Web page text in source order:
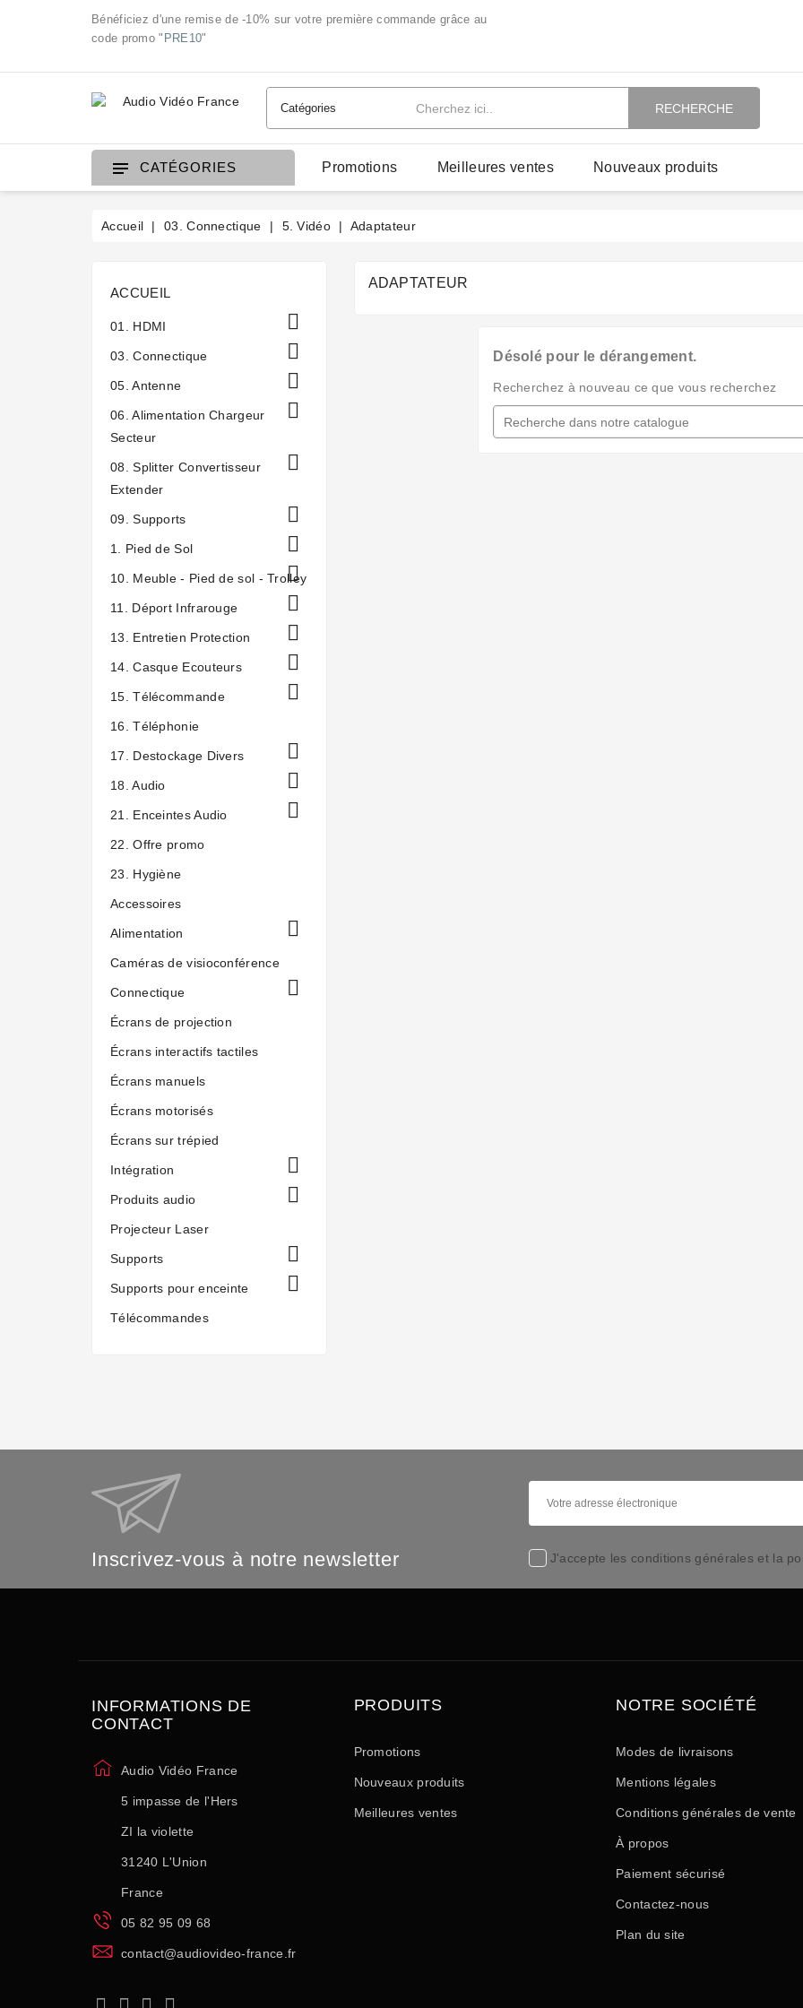
Bénéficiez d'une remise de -10% sur votre première commande grâce au
code promo " PRE10"
RECHERCHE
CATÉGORIES Promotions Meilleures ventes Nouveaux produits
Accueil 03. Connectique 5. Vidéo Adaptateur
ACCUEIL
01. HDMI 
03. Connectique 
05. Antenne 
06. Alimentation Chargeur
Secteur

08. Splitter Convertisseur
Extender

09. Supports 
1. Pied de Sol 
10. Meuble - Pied de sol - Trolley

11. Déport Infrarouge 
13. Entretien Protection 
14. Casque Ecouteurs 
15. Télécommande 
16. Téléphonie
17. Destockage Divers 
18. Audio 
21. Enceintes Audio 
22. Offre promo
23. Hygiène
Accessoires
Alimentation 
Caméras de visioconférence
Connectique 
Écrans de projection
Écrans interactifs tactiles
Écrans manuels
Écrans motorisés
Écrans sur trépied
Intégration 
Produits audio 
Projecteur Laser
Supports 
Supports pour enceinte 
Télécommandes
ADAPTATEUR
Désolé pour le dérangement.
Recherchez à nouveau ce que vous recherchez
Inscrivez-vous à notre newsletter J'accepte les conditions générales et la
INFORMATIONS DE
CONTACT
Audio Vidéo France
5 impasse de l'Hers
ZI la violette
31240 L'Union
France
05 82 95 09 68
contact@audiovideo-france.fr
PRODUITS
Promotions
Nouveaux produits
Meilleures ventes
NOTRE SOCIÉTÉ
Modes de livraisons
Mentions légales
Conditions générales de vente
À propos
Paiement sécurisé
Contactez-nous
Plan du site